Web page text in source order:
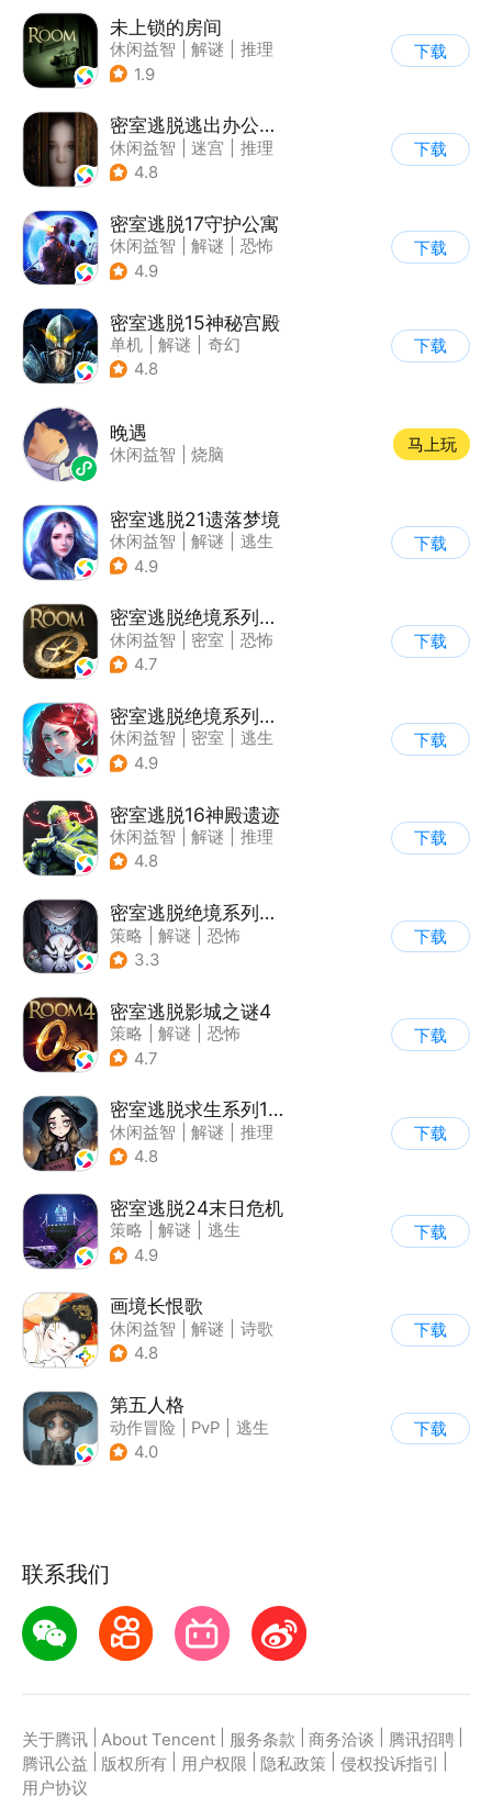
未上锁的房间
休闲益智 解谜
推理
| 端游移植
1.9
下载
密室逃脱逃出办公室3
休闲益智 迷宫
推理
| 密室逃脱
4.8
下载
密室逃脱17守护公寓
休闲益智 解谜
恐怖
| 密室逃脱
4.9
下载
密室逃脱15神秘宫殿
单机 解谜
奇幻
| 密室逃脱
4.8
下载
晚遇
休闲益智 烧脑
马上玩
密室逃脱21遗落梦境
休闲益智 解谜
逃生
| 密室逃脱
4.9
下载
密室逃脱绝境系列2海盗船
休闲益智 密室
恐怖
| 密室逃脱
4.7
下载
密室逃脱绝境系列4迷失森林
休闲益智 密室
逃生
| 密室逃脱
4.9
下载
密室逃脱16神殿遗迹
休闲益智 解谜
推理
| 密室逃脱
4.8
下载
密室逃脱绝境系列8酒店惊魂
策略 解谜
恐怖
| 密室逃脱
3.3
下载
密室逃脱影城之谜4
策略 解谜
恐怖
| 密室逃脱
4.7
下载
密室逃脱求生系列1极地冒险
休闲益智 解谜
推理
| 密室逃脱
4.8
下载
密室逃脱24末日危机
策略 解谜
逃生
| 密室逃脱
4.9
下载
画境长恨歌
休闲益智 解谜
诗歌
| 古风
4.8
下载
第五人格
动作冒险 PvP
逃生
| 非对称竞技
4.0
下载
联系我们
关于腾讯 About Tencent 服务条款 商务洽谈 腾讯招聘
腾讯公益
版权所有 用户权限 隐私政策 侵权投诉指引
用户协议